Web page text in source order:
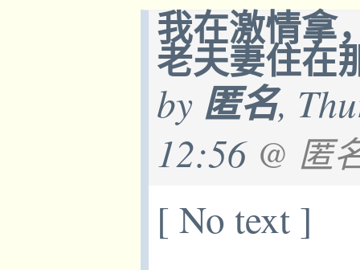
我在激情拿
老夫妻住在
by 匿名,
12:56 @ 匿
[ No text ]